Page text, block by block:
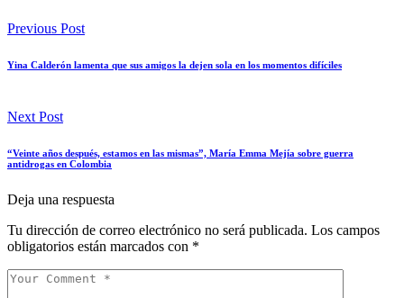
Previous Post
Yina Calderón lamenta que sus amigos la dejen sola en los momentos difíciles
Next Post
“Veinte años después, estamos en las mismas”, María Emma Mejía sobre guerra
antidrogas en Colombia
Deja una respuesta
Tu dirección de correo electrónico no será publicada. Los campos
obligatorios están marcados con *